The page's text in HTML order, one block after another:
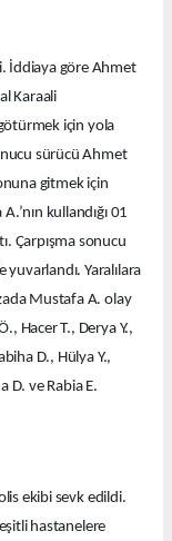
İddiaya göre Ahmet
Karaali
için yola
sürücü Ahmet
gitmek için
kullandığı 01
Çarpışma sonucu
Yaralılara
Mustafa A. olay
Hacer T., Derya Y.,
D., Hülya Y.,
D. ve Rabia E.
ekibi sevk edildi.
hastanelere